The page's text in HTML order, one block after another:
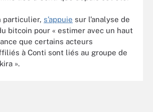
particulier, s’appuie sur l’analyse de
bitcoin pour « estimer avec un haut
que certains acteurs
à Conti sont liés au groupe de
».